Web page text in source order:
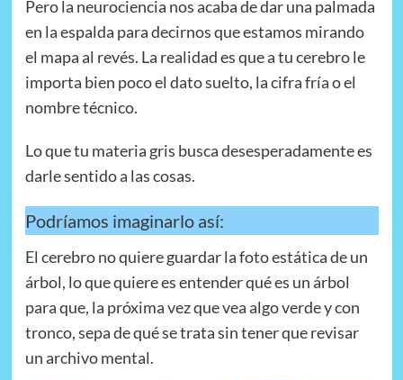
Pero la neurociencia nos acaba de dar una palmada
en la espalda para decirnos que estamos mirando
el mapa al revés. La realidad es que a tu cerebro le
importa bien poco el dato suelto, la cifra fría o el
nombre técnico.
Lo que tu materia gris busca desesperadamente es
darle sentido a las cosas.
Podríamos imaginarlo así:
El cerebro no quiere guardar la foto estática de un
árbol, lo que quiere es entender qué es un árbol
para que, la próxima vez que vea algo verde y con
tronco, sepa de qué se trata sin tener que revisar
un archivo mental.